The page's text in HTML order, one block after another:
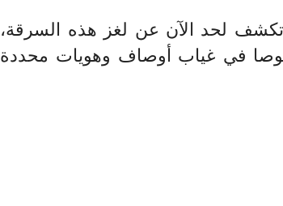
لحد الآن عن لغز هذه السرقة،
في غياب أوصاف وهويات محددة